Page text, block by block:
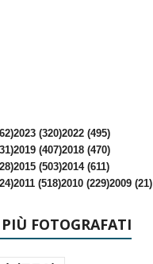
2023 (320)2022 (495)
2019 (407)2018 (470)
2015 (503)2014 (611)
2011 (518)2010 (229)2009 (21)
FOTOGRAFATI